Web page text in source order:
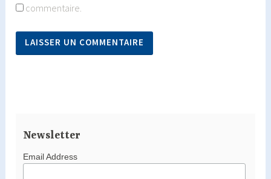
commentaire.
Newsletter
Email Address